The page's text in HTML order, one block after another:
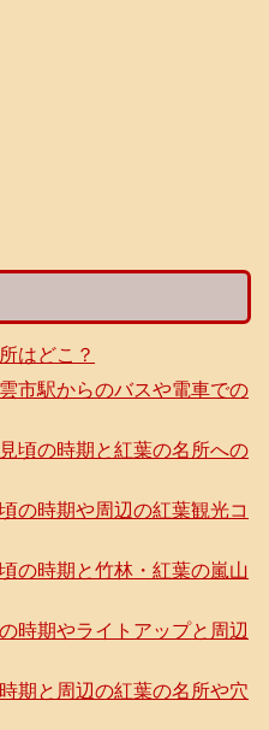
はどこ？
市駅からのバスや電車での
頃の時期と紅葉の名所への
の時期や周辺の紅葉観光コ
の時期と竹林・紅葉の嵐山
時期やライトアップと周辺
期と周辺の紅葉の名所や穴